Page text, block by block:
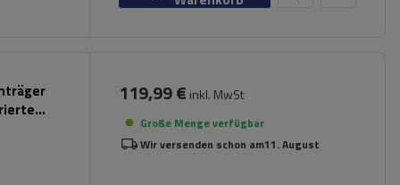
119,99 € inkl. MwSt
Große Menge verfügbar
Wir versenden schon am11. August